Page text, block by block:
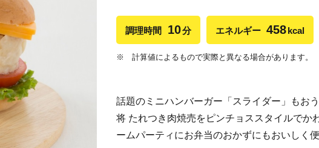
調理時間 10分 エネルギー 458kcal
※ 計算値によるもので実際と異なる場合があります。
話題のミニハンバーガー「スライダー」もお
将 たれつき肉焼売をピンチョススタイルでか
ームパーティにお弁当のおかずにもおいしく便